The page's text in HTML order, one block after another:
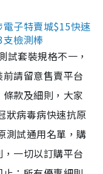
子特賣城$15快速
檢測棒
試套裝規格不一，
請留意售賣平台
款及細則，大家
狀病毒病快速抗原
測試通用名單，購
一切以訂購平台